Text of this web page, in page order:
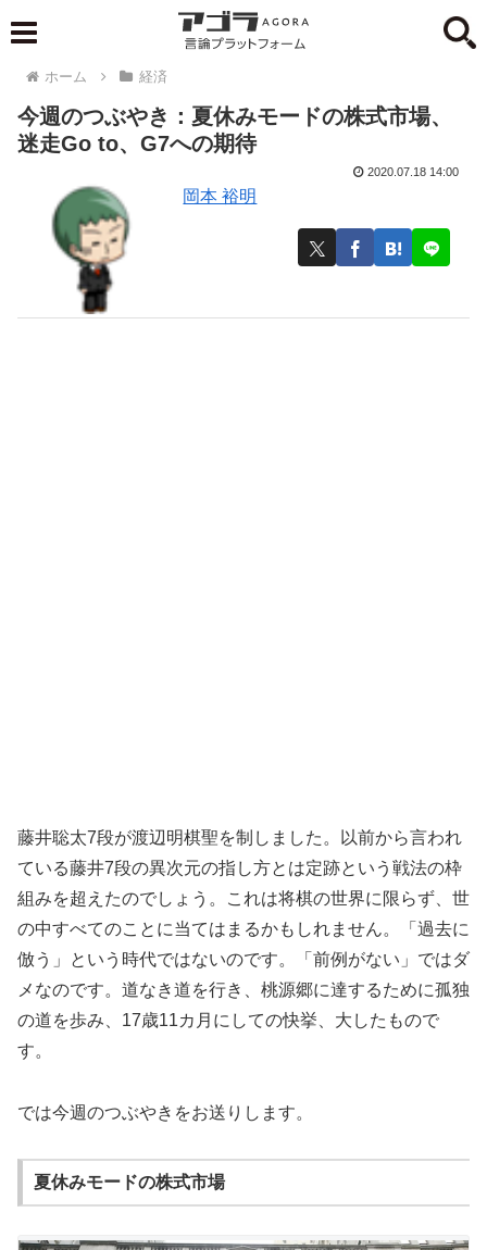
ホーム 経済
今週のつぶやき：夏休みモードの株式市場、
迷走Go to、G7への期待
岡本 裕明
2020.07.18 14:00
藤井聡太7段が渡辺明棋聖を制しました。以前から言われ
ている藤井7段の異次元の指し方とは定跡という戦法の枠
組みを超えたのでしょう。これは将棋の世界に限らず、世
の中すべてのことに当てはまるかもしれません。「過去に
倣う」という時代ではないのです。「前例がない」ではダ
メなのです。道なき道を行き、桃源郷に達するために孤独
の道を歩み、17歳11カ月にしての快挙、大したもので
す。
では今週のつぶやきをお送りします。
夏休みモードの株式市場